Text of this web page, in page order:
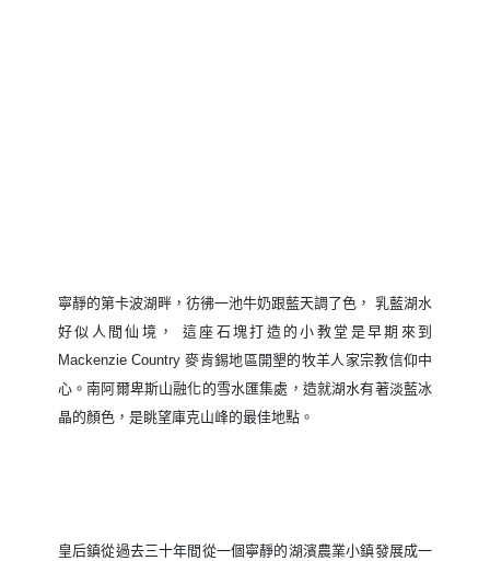
寧靜的第卡波湖畔，彷彿一池牛奶跟藍天調了色， 乳藍湖水
好似人間仙境， 這座石塊打造的小教堂是早期來到
Mackenzie Country 麥肯錫地區開墾的牧羊人家宗教信仰中
心。南阿爾卑斯山融化的雪水匯集處，造就湖水有著淡藍冰
晶的顏色，是眺望庫克山峰的最佳地點。
皇后鎮從過去三十年間從一個寧靜的湖濱農業小鎮發展成一